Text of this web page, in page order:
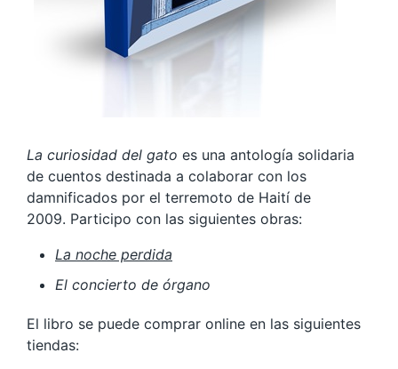
La curiosidad del gato es una antología solidaria
de cuentos destinada a colaborar con los
damnificados por el terremoto de Haití de
2009. Participo con las siguientes obras:
La noche perdida
El concierto de órgano
El libro se puede comprar online en las siguientes
tiendas: